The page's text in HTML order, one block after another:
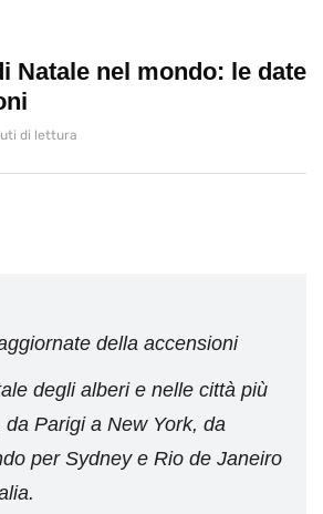
Natale nel mondo: le date
di lettura
della accensioni
degli alberi e nelle città più
Parigi a New York, da
per Sydney e Rio de Janeiro